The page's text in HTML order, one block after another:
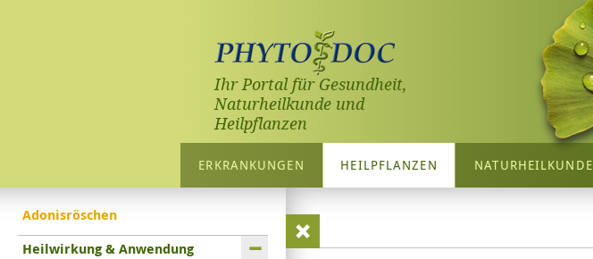
Ihr Portal für Gesundheit,
Naturheilkunde und
Heilpflanzen
ERKRANKUNGEN HEILPFLANZEN NATURHEILKUNDE
Adonisröschen
Heilwirkung & Anwendung